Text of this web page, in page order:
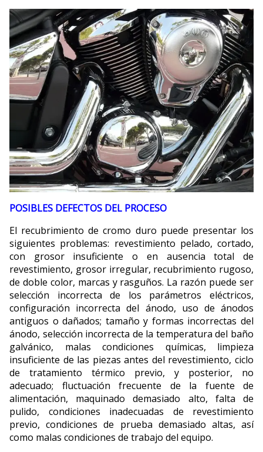
POSIBLES DEFECTOS DEL PROCESO
El recubrimiento de cromo duro puede presentar los
siguientes problemas: revestimiento pelado, cortado,
con grosor insuficiente o en ausencia total de
revestimiento, grosor irregular, recubrimiento rugoso,
de doble color, marcas y rasguños. La razón puede ser
selección incorrecta de los parámetros eléctricos,
configuración incorrecta del ánodo, uso de ánodos
antiguos o dañados; tamaño y formas incorrectas del
ánodo, selección incorrecta de la temperatura del baño
galvánico, malas condiciones químicas, limpieza
insuficiente de las piezas antes del revestimiento, ciclo
de tratamiento térmico previo, y posterior, no
adecuado; fluctuación frecuente de la fuente de
alimentación, maquinado demasiado alto, falta de
pulido, condiciones inadecuadas de revestimiento
previo, condiciones de prueba demasiado altas, así
como malas condiciones de trabajo del equipo.